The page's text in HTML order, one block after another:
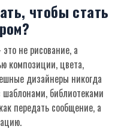
чтобы стать
не рисование, а
композиции, цвета,
дизайнеры никогда
библиотеками
передать сообщение, а